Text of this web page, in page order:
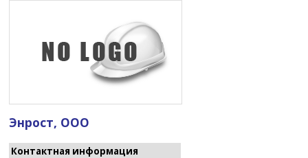
Энрост, ООО
Контактная информация